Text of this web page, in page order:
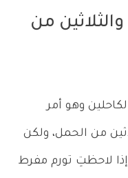
من
وهو أمر
من الحمل، ولكن
لاحظتِ تورم مفرط